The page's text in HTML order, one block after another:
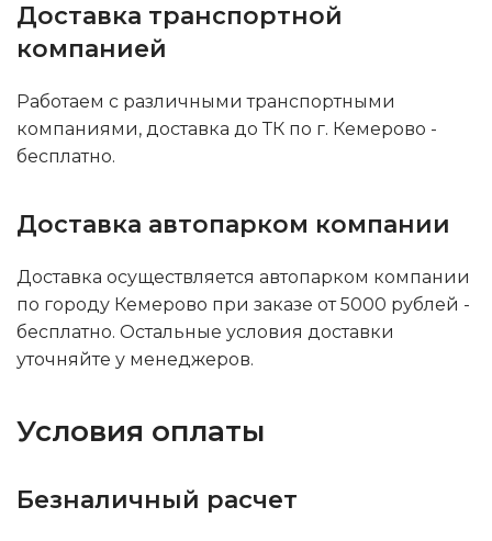
Доставка транспортной
компанией
Работаем с различными транспортными
компаниями, доставка до ТК по г. Кемерово -
бесплатно.
Доставка автопарком компании
Доставка осуществляется автопарком компании
по городу Кемерово при заказе от 5000 рублей -
бесплатно. Остальные условия доставки
уточняйте у менеджеров.
Условия оплаты
Безналичный расчет